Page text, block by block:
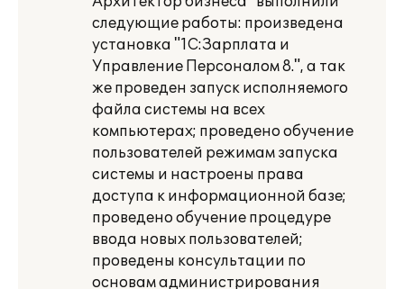
следующие работы: произведена
установка "1С:Зарплата и
Управление Персоналом 8.", а так
же проведен запуск исполняемого
файла системы на всех
компьютерах; проведено обучение
пользователей режимам запуска
системы и настроены права
доступа к информационной базе;
проведено обучение процедуре
ввода новых пользователей;
проведены консультации по
основам администрирования